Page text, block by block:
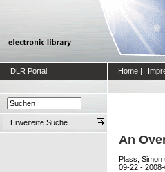
DLR Portal Home |
Erweiterte Suche
An
Plass, Simon
09-22 -